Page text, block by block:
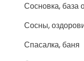
Сосновка, база
Сосны,
Спасалка, баня